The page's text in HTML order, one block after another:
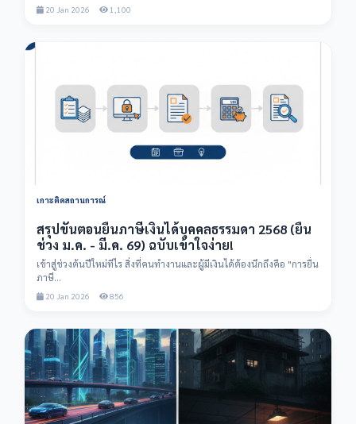
20 Jan 2026 1,100
เกาะติดสถานการณ์
สรุปขั้นตอนยื่นภาษีเงินได้บุคคลธรรมดา 2568 (ยื่น
ช่วง ม.ค. - มี.ค. 69) ฉบับเข้าใจง่าย!
เข้าสู่ช่วงต้นปีใหม่ทีไร สิ่งที่คนทำงานและผู้มีเงินได้ต้องนึกถึงคือ "การยื่น
ภาษี...
20 Jan 2026 856